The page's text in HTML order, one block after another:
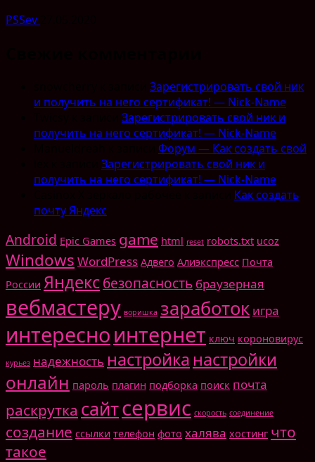
PSSev
Зарегистрировать свой ник
и получить на него сертификат! — Nick-Name
Зарегистрировать свой ник и
получить на него сертификат! — Nick-Name
Форум — Как создать свой
Зарегистрировать свой ник и
получить на него сертификат! — Nick-Name
Как создать
почту Яндекс
Android Epic Games game html reset robots.txt ucoz
Windows WordPress Адвего Алиэкспресс Почта
России Яндексбезопасность браузерная
вебмастеру воришка заработок игра
интересноинтернет ключ короновирус
курьез надежность настройка настройки
онлайн пароль плагин подборка поиск почта
раскрутка сайтсервис скорость соединение
создание ссылки телефон фото халява хостинг что
такое